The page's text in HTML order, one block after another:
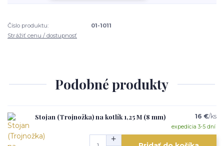
Číslo produktu:
01-1011
Strážiť cenu / dostupnosť
Podobné produkty
Stojan (Trojnožka) na kotlík 1,25 M (8 mm) 16 €/ks
expedícia 3-5 dní